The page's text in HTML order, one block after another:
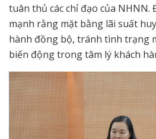
tuân thủ các chỉ đạo của
mạnh rằng mặt bằng lãi suất
hành đồng bộ, tránh tình trạng
biến động trong tâm lý khách